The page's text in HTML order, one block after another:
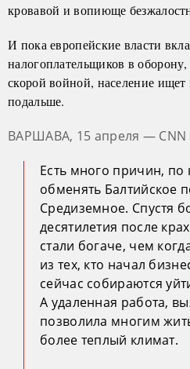
кровавой и вопиюще
И пока европейские власти
налогоплательщиков в
скорой войной, население ищет
подальше.
ВАРШАВА, 15 апреля — CNN
Есть много причин,
обменять Балтийское
Средиземное. Спустя
десятилетия после
стали богаче, чем
из тех, кто начал
сейчас собираются
А удаленная работа,
позволила многим
более теплый климат.